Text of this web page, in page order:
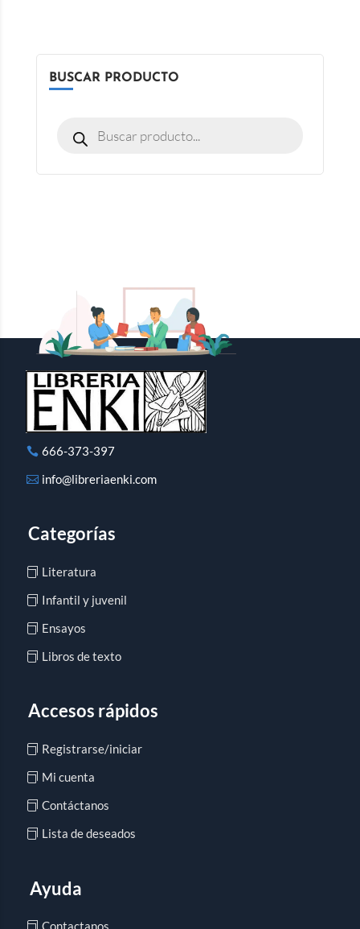
BUSCAR PRODUCTO
666-373-397
info@libreriaenki.com
Categorías
Literatura
Infantil y juvenil
Ensayos
Libros de texto
Accesos rápidos
Registrarse/iniciar
Mi cuenta
Contáctanos
Lista de deseados
Ayuda
Contactanos